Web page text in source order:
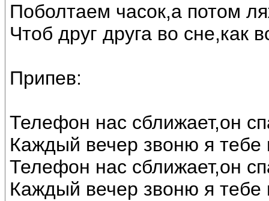
Поболтаем часок,а потом
Чтоб друг друга во сне,как
Припев:
Телефон нас сближает,он
Каждый вечер звоню я тебе
Телефон нас сближает,он
Каждый вечер звоню я тебе